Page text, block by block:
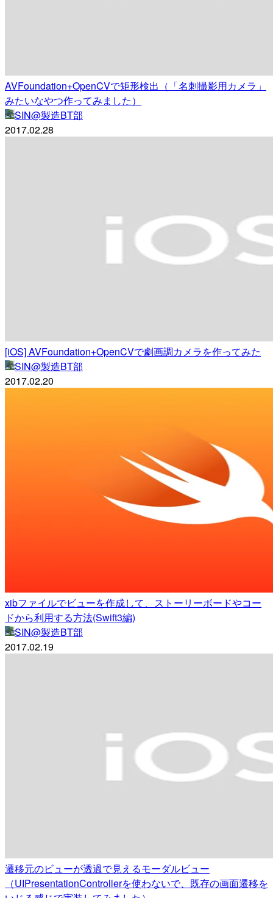
AVFoundation+OpenCVで矩形検出（「名刺撮影用カメラ」
みたいなやつ作ってみました）
SIN@製造BT部
2017.02.28
[iOS] AVFoundation+OpenCVで劇画調カメラを作ってみた
SIN@製造BT部
2017.02.20
xibファイルでビューを作成して、ストーリーボードやコー
ドから利用する方法(Swift3編)
SIN@製造BT部
2017.02.19
遷移元のビューが透過で見えるモーダルビュー
（UIPresentationControllerを使わないで、既存の画面遷移を